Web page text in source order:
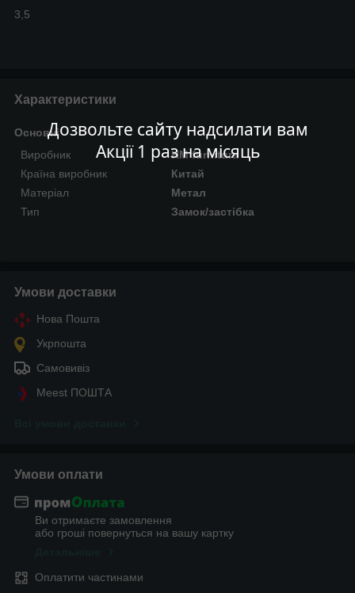
Дозвольте сайту надсилати вам
Акції 1 раз на місяць
3,5
Характеристики
Основні
Виробник
HM furnitura
Країна виробник
Китай
Матеріал
Метал
Тип
Замок/застібка
Умови доставки
Нова Пошта
Укрпошта
Самовивіз
Meest ПОШТА
Умови оплати
Ви отримаєте замовлення
або гроші повернуться на вашу картку
Оплатити частинами